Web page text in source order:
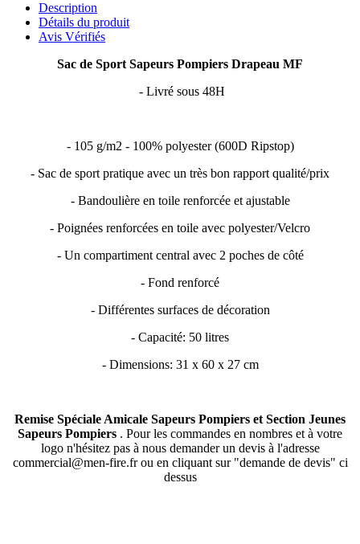
Description
Détails du produit
Avis Vérifiés
Sac de Sport Sapeurs Pompiers Drapeau MF
- Livré sous 48H
- 105 g/m2 - 100% polyester (600D Ripstop)
- Sac de sport pratique avec un très bon rapport qualité/prix
- Bandoulière en toile renforcée et ajustable
- Poignées renforcées en toile avec polyester/Velcro
- Un compartiment central avec 2 poches de côté
- Fond renforcé
- Différentes surfaces de décoration
- Capacité: 50 litres
- Dimensions: 31 x 60 x 27 cm
Remise Spéciale Amicale Sapeurs Pompiers et Section Jeunes
Sapeurs Pompiers . Pour les commandes en nombres et à votre
logo n'hésitez pas à nous demander un devis à l'adresse
commercial@men-fire.fr ou en cliquant sur "demande de devis" ci
dessus